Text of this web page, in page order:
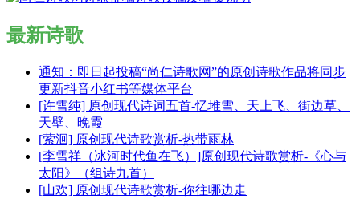
最新诗歌
通知：即日起投稿“尚仁诗歌网”的原创诗歌作品将同步
更新抖音小红书等媒体平台
[许雪纯] 原创现代诗词五首-忆堆雪、天上飞、街边草、
天壁、晚霞
[萦洄] 原创现代诗歌赏析-热带雨林
[李雪祥（冰河时代鱼在飞）]原创现代诗歌赏析-《心与
太阳》（组诗九首）
[山欢] 原创现代诗歌赏析-你往哪边走